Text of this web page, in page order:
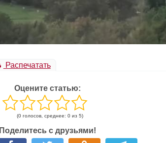
Распечатать
Оцените статью:
(0 голосов, среднее: 0 из 5)
Поделитесь с друзьями!